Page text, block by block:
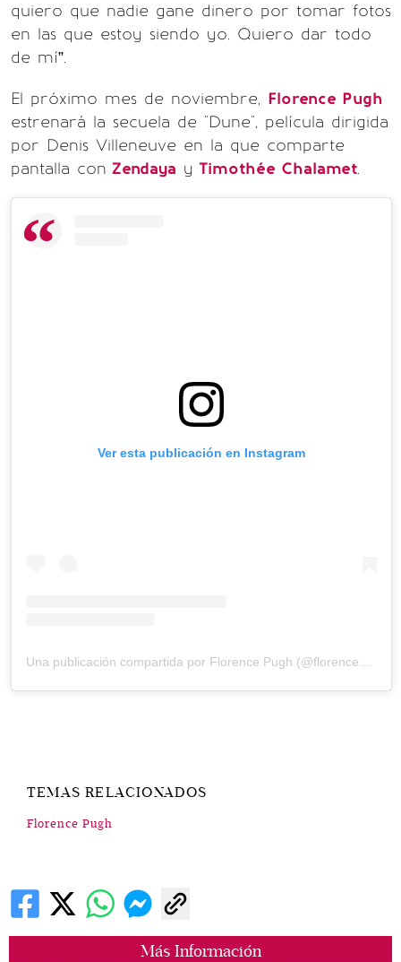
Más Información
quiero que nadie gane dinero por tomar fotos
en las que estoy siendo yo. Quiero dar todo
de mí”.
El próximo mes de noviembre, Florence Pugh
estrenará la secuela de "Dune", película dirigida
por Denis Villeneuve en la que comparte
pantalla con Zendaya y Timothée Chalamet.
Ver esta publicación en Instagram
TEMAS RELACIONADOS
Florence Pugh